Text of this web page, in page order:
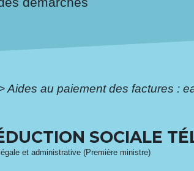
Aides au paiement des factures :
SOCIALE
et administrative (Première ministre)